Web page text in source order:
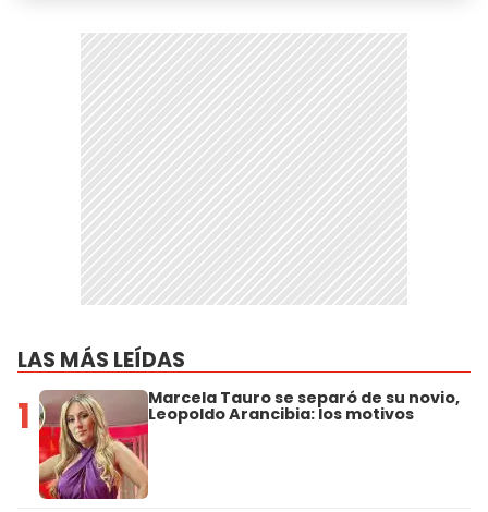
LAS MÁS LEÍDAS
1 Marcela Tauro se separó de su novio,
Leopoldo Arancibia: los motivos